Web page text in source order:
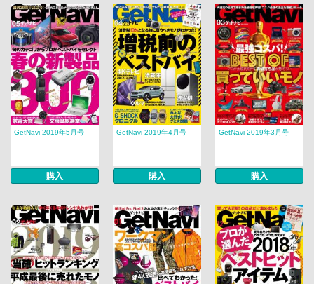
GetNavi 2019年5月号
購入
GetNavi 2019年4月号
購入
GetNavi 2019年3月号
購入